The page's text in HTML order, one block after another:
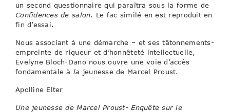
un second questionnaire qui paraîtra sous la forme de
Confidences de salon. Le fac similé en est reproduit en
fin d’essai.
Nous associant à une démarche – et ses tâtonnements-
empreinte de rigueur et d’honnêteté intellectuelle,
Evelyne Bloch-Dano nous ouvre une voie d’accès
fondamentale à la jeunesse de Marcel Proust.
Apolline Elter
Une jeunesse de Marcel Proust- Enquête sur le